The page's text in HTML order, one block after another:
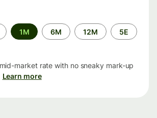
1M 6M 12M 5Ε
market rate with no sneaky mark-up
Learn more